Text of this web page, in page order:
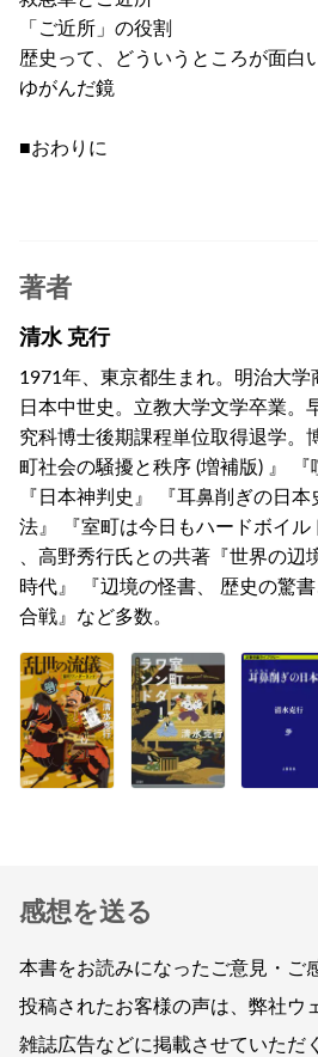
「ご近所」の役割
歴史って、どういうところが面白
ゆがんだ鏡
■おわりに
著者
清水 克行
1971年、東京都生まれ。明治大学
日本中世史。立教大学文学卒業。
究科博士後期課程単位取得退学。
町社会の騒擾と秩序 (増補版) 』 『
『日本神判史』 『耳鼻削ぎの日
法』 『室町は今日もハードボイル
、高野秀行氏との共著『世界の辺
時代』 『辺境の怪書、 歴史の驚
合戦』など多数。
感想を送る
本書をお読みになったご意見・ご
投稿されたお客様の声は、弊社ウ
雑誌広告などに掲載させていただ